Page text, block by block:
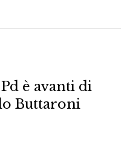
è avanti di
Buttaroni